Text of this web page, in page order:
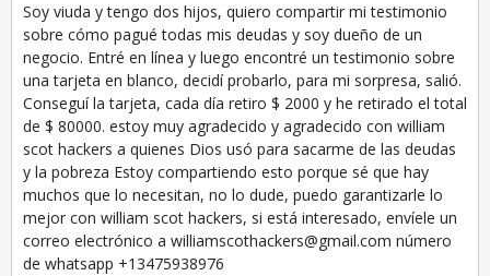
Soy viuda y tengo dos hijos, quiero compartir mi testimonio
sobre cómo pagué todas mis deudas y soy dueño de un
negocio. Entré en línea y luego encontré un testimonio sobre
una tarjeta en blanco, decidí probarlo, para mi sorpresa, salió.
Conseguí la tarjeta, cada día retiro $ 2000 y he retirado el total
de $ 80000. estoy muy agradecido y agradecido con william
scot hackers a quienes Dios usó para sacarme de las deudas
y la pobreza Estoy compartiendo esto porque sé que hay
muchos que lo necesitan, no lo dude, puedo garantizarle lo
mejor con william scot hackers, si está interesado, envíele un
correo electrónico a williamscothackers@gmail.com número
de whatsapp +13475938976